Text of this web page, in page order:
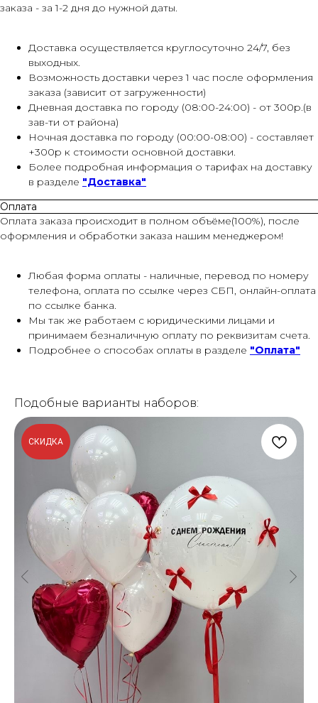
заказа - за 1-2 дня до нужной даты.
Доставка осуществляется круглосуточно 24/7, без
выходных.
Возможность доставки через 1 час после оформления
заказа (зависит от загруженности)
Дневная доставка по городу (08:00-24:00) - от 300р.(в
зав-ти от района)
Ночная доставка по городу (00:00-08:00) - составляет
+300р к стоимости основной доставки.
Более подробная информация о тарифах на доставку
в разделе "Доставка"
Оплата
Оплата заказа происходит в полном объёме(100%), после
оформления и обработки заказа нашим менеджером!
Любая форма оплаты - наличные, перевод по номеру
телефона, оплата по ссылке через СБП, онлайн-оплата
по ссылке банка.
Мы так же работаем с юридическими лицами и
принимаем безналичную оплату по реквизитам счета.
Подробнее о способах оплаты в разделе "Оплата"
Подобные варианты наборов:
СКИДКА